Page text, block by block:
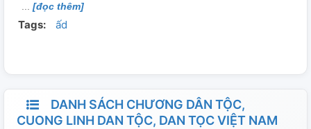
[đọc thêm]
Tags: ấd
DANH SÁCH CHƯƠNG DÂN TỘC,
CUONG LINH DAN TỘC, DAN TỌC VIỆT NAM